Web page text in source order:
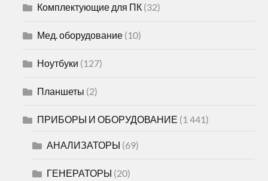
Комплектующие для ПК (32)
Мед. оборудование (10)
Ноутбуки (127)
Планшеты (2)
ПРИБОРЫ И ОБОРУДОВАНИЕ (1 441)
АНАЛИЗАТОРЫ (69)
ГЕНЕРАТОРЫ (20)